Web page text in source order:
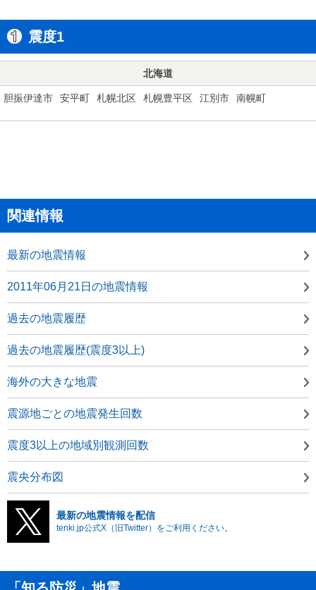
震度1
北海道
胆振伊達市 安平町 札幌北区 札幌豊平区 江別市 南幌町
関連情報
最新の地震情報
2011年06月21日の地震情報
過去の地震履歴
過去の地震履歴(震度3以上)
海外の大きな地震
震源地ごとの地震発生回数
震度3以上の地域別観測回数
震央分布図
最新の地震情報を配信
tenki.jp公式X（旧Twitter）をご利用ください。